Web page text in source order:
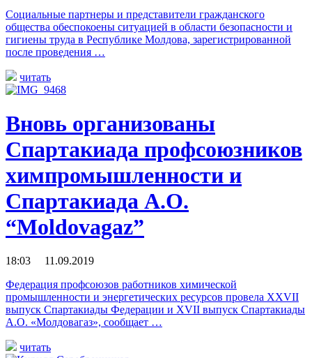
Социальные партнеры и представители гражданского
общества обеспокоены ситуацией в области безопасности и
гигиены труда в Республике Молдова, зарегистрированной
после проведения …
читать
Вновь организованы
Спартакиада профсоюзников
химпромышленности и
Спартакиада А.О.
“Moldovagaz”
18:03 11.09.2019
Федерация профсоюзов работников химической
промышленности и энергетических ресурсов провела XXVII
выпуск Спартакиады Федерации и XVII выпуск Спартакиады
А.О. «Молдовагаз», сообщает …
читать